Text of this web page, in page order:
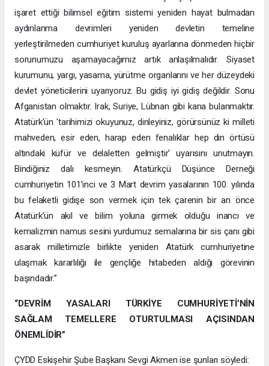
işaret ettiği bilimsel eğitim sistemi yeniden hayat bulmadan
aydınlanma devrimleri yeniden devletin temeline
yerleştirilmeden cumhuriyet kuruluş ayarlarına dönmeden hiçbir
sorunumuzu aşamayacağımız artık anlaşılmalıdır. Siyaset
kurumunu, yargı, yasama, yürütme organlarını ve her düzeydeki
devlet yöneticilerini uyarıyoruz. Bu gidiş iyi gidiş değildir. Sonu
Afganistan olmaktır. Irak, Suriye, Lübnan gibi kana bulanmaktır.
Atatürk’ün 'tarihimizi okuyunuz, dinleyiniz, görürsünüz ki milleti
mahveden, esir eden, harap eden fenalıklar hep din örtüsü
altındaki küfür ve delaletten gelmiştir' uyarısını unutmayın.
Bindiğiniz dalı kesmeyin. Atatürkçü Düşünce Derneği
cumhuriyetin 101’inci ve 3 Mart devrim yasalarının 100. yılında
bu felaketli gidişe son vermek için tek çarenin bir an önce
Atatürk’ün akıl ve bilim yoluna girmek olduğu inancı ve
kemalizmin namus sesini yurdumuz semalarına bir sis çanı gibi
asarak milletimizle birlikte yeniden Atatürk cumhuriyetine
ulaşmak kararlılığı ile gençliğe hitabeden aldığı görevinin
başındadır.”
“DEVRİM YASALARI TÜRKİYE CUMHURİYETİ’NİN
SAĞLAM TEMELLERE OTURTULMASI AÇISINDAN
ÖNEMLİDİR”
ÇYDD Eskişehir Şube Başkanı Sevgi Akmen ise şunları söyledi: